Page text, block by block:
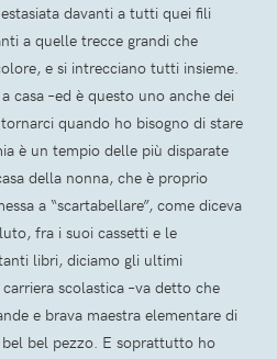
davanti a tutti quei fili
a quelle trecce grandi che
e si intrecciano tutti insieme.
casa –ed è questo uno anche dei
quando ho bisogno di stare
è un tempio delle più disparate
della nonna, che è proprio
a “scartabellare”, come diceva
fra i suoi cassetti e le
libri, diciamo gli ultimi
scolastica –va detto che
e brava maestra elementare di
bel pezzo. E soprattutto ho